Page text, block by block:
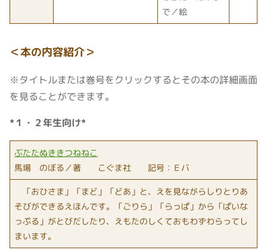
で／絵
＜本の内容紹介＞
※タイトルまたは巻号をクリックするとその本の詳細画面
を見ることができます。
*１・２年生向け*
ぶたたぬききつねねこ
馬場 のぼる／著 こぐま社 記号：Ｅバ
「おひさま」「まど」「どあ」と、えを見ながらしりとりあ
そびができるえほんです。「ごりら」「らっぱ」から「ぱいな
っぷる」がとびだしたり、えもたのしくておもわずわらってし
まいます。